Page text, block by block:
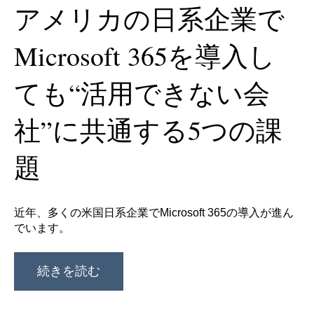
アメリカの日系企業で
Microsoft 365を導入し
ても“活用できない会
社”に共通する5つの課
題
近年、多くの米国日系企業でMicrosoft 365の導入が進ん
でいます。
続きを読む